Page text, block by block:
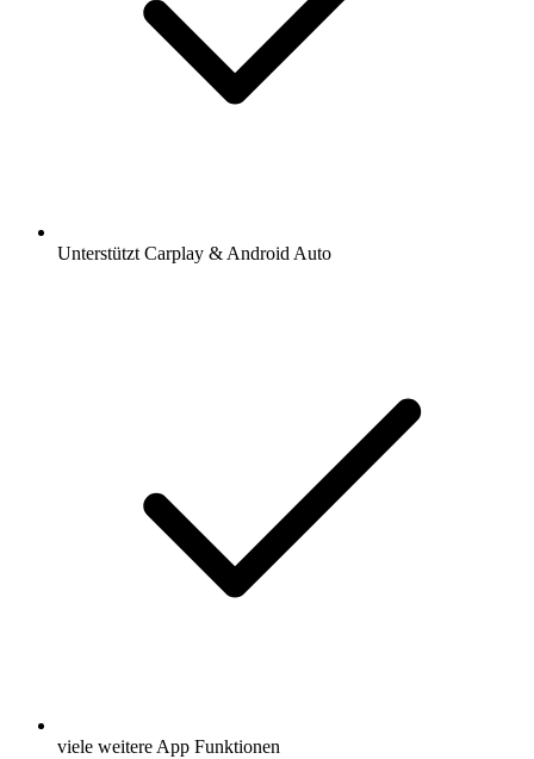
Unterstützt Carplay & Android Auto
viele weitere App Funktionen